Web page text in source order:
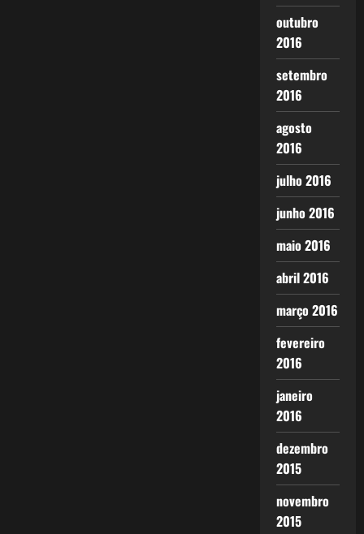
outubro
2016
setembro
2016
agosto
2016
julho 2016
junho 2016
maio 2016
abril 2016
março 2016
fevereiro
2016
janeiro
2016
dezembro
2015
novembro
2015